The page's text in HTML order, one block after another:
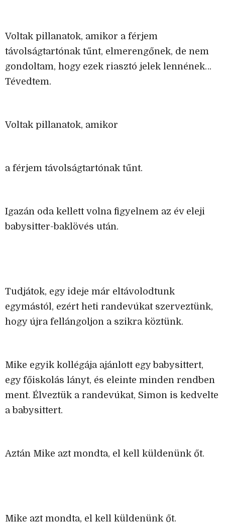
Voltak pillanatok, amikor a férjem
távolságtartónak tűnt, elmerengőnek, de nem
gondoltam, hogy ezek riasztó jelek lennének…
Tévedtem.
Voltak pillanatok, amikor
a férjem távolságtartónak tűnt.
Igazán oda kellett volna figyelnem az év eleji
babysitter-baklövés után.
Tudjátok, egy ideje már eltávolodtunk
egymástól, ezért heti randevúkat szerveztünk,
hogy újra fellángoljon a szikra köztünk.
Mike egyik kollégája ajánlott egy babysittert,
egy főiskolás lányt, és eleinte minden rendben
ment. Élveztük a randevúkat, Simon is kedvelte
a babysittert.
Aztán Mike azt mondta, el kell küldenünk őt.
Mike azt mondta, el kell küldenünk őt.